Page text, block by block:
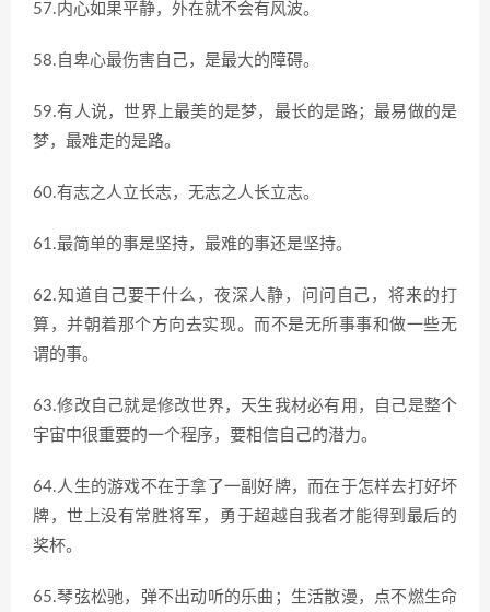
57.内心如果平静，外在就不会有风波。
58.自卑心最伤害自己，是最大的障碍。
59.有人说，世界上最美的是梦，最长的是路；最易做的是
梦，最难走的是路。
60.有志之人立长志，无志之人长立志。
61.最简单的事是坚持，最难的事还是坚持。
62.知道自己要干什么，夜深人静，问问自己，将来的打
算，并朝着那个方向去实现。而不是无所事事和做一些无
谓的事。
63.修改自己就是修改世界，天生我材必有用，自己是整个
宇宙中很重要的一个程序，要相信自己的潜力。
64.人生的游戏不在于拿了一副好牌，而在于怎样去打好坏
牌，世上没有常胜将军，勇于超越自我者才能得到最后的
奖杯。
65.琴弦松驰，弹不出动听的乐曲；生活散漫，点不燃生命